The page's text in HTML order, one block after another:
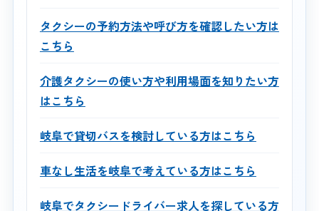
タクシーの予約方法や呼び方を確認したい方は
こちら
介護タクシーの使い方や利用場面を知りたい方
はこちら
岐阜で貸切バスを検討している方はこちら
車なし生活を岐阜で考えている方はこちら
岐阜でタクシードライバー求人を探している方